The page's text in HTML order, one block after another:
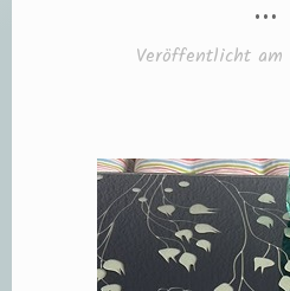
…
Veröffentlicht am